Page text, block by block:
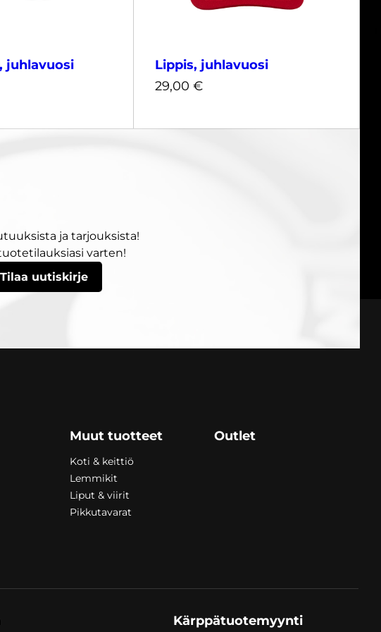
juhlavuosi
Lippis, juhlavuosi
29,00 €
ja tarjouksista!
varten!
Muut tuotteet
Koti & keittiö
Lemmikit
Liput & viirit
Pikkutavarat
Outlet
Kärppätuotemyynti